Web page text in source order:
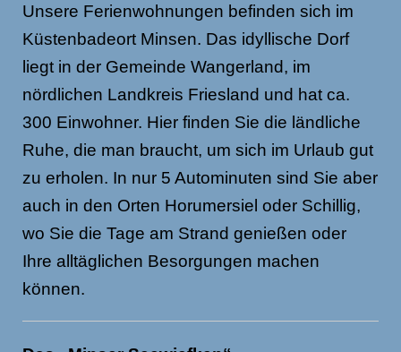
Unsere Ferienwohnungen befinden sich im
Küstenbadeort Minsen. Das idyllische Dorf
liegt in der Gemeinde Wangerland, im
nördlichen Landkreis Friesland und hat ca.
300 Einwohner. Hier finden Sie die ländliche
Ruhe, die man braucht, um sich im Urlaub gut
zu erholen. In nur 5 Autominuten sind Sie aber
auch in den Orten Horumersiel oder Schillig,
wo Sie die Tage am Strand genießen oder
Ihre alltäglichen Besorgungen machen
können.